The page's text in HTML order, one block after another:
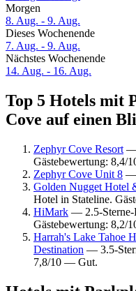
Morgen
8. Aug. - 9. Aug.
Dieses Wochenende
7. Aug. - 9. Aug.
Nächstes Wochenende
14. Aug. - 16. Aug.
Top 5 Hotels mit
Cove auf einen
Zephyr Cove Resort —
Gästebewertung: 8,4/
Zephyr Cove Unit 8 —
Golden Nugget Hotel
Hotel in Stateline.
HiMark — 2.5-Sterne-
Gästebewertung: 8,2/
Harrah's Lake Tahoe
Destination — 3.5-
7,8/10 — Gut.